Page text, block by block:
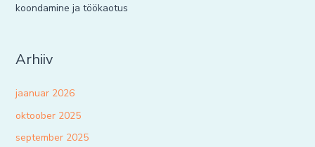
koondamine ja töökaotus
Arhiiv
jaanuar 2026
oktoober 2025
september 2025